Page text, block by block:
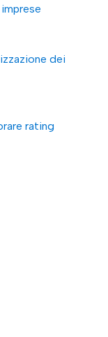
dei
rating